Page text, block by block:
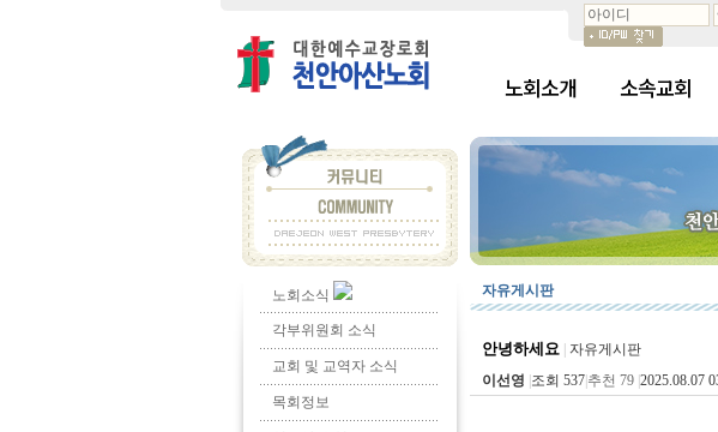
노회소개 소속교회
노회소식
각부위원회 소식
교회 및 교역자 소식
목회정보
자유게시판
안녕하세요
자유게시판
이선영 조회 537 추천 79 2025.08.07